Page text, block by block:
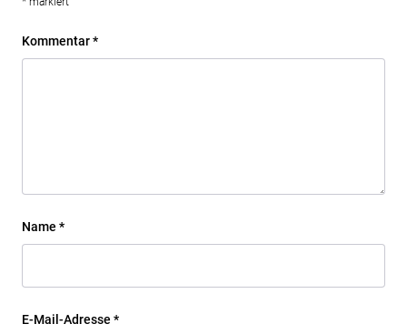
Kommentar*
Name *
E-Mail-Adresse *